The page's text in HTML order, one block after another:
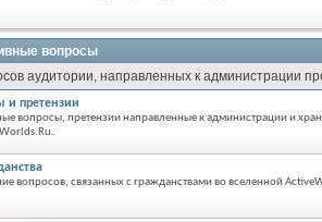
вопросы
аудитории, направленных к администрации
и претензии
вопросы, претензии направленные к администрации и
вопросов, связанных с гражданствами во вселенной